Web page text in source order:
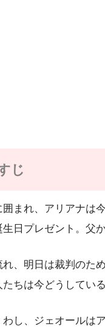
じ
まれ、アリアナは
日プレゼント。父
、明日は裁判のた
ちは今どうしてい
し、ジェオールは